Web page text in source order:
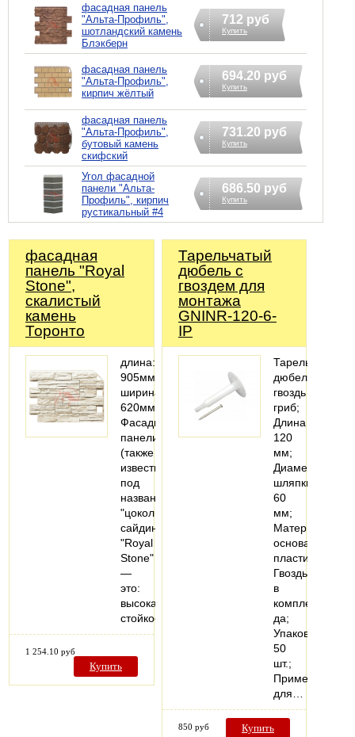
фасадная панель
"Альта-Профиль",
шотландский камень
Блэкберн
712 руб
Купить
фасадная панель
"Альта-Профиль",
кирпич жёлтый
694.20 руб
Купить
фасадная панель
"Альта-Профиль",
бутовый камень
скифский
731.20 руб
Купить
Угол фасадной
панели "Альта-
Профиль", кирпич
рустикальный #4
686.50 руб
Купить
фасадная
панель "Royal
Stone",
скалистый
камень
Торонто
длина:
905мм;
ширина:
620мм
Фасадные
панели
(также
известны
под
названием
"цокольный
сайдинг")
"Royal
Stone"
—
это:
высокая
стойкость…
1 254.10 руб
Купить
Тарельчатый
дюбель с
гвоздем для
монтажа
GNINR-120-6-
IP
Тарельчатый
дюбель
гвоздь
гриб;
Длина
120
мм;
Диаметр
шляпки
60
мм;
Материал
основания
пластик;
Гвоздь
в
комплекте
да;
Упаковка
50
шт.;
Применение
для…
850 руб Купить